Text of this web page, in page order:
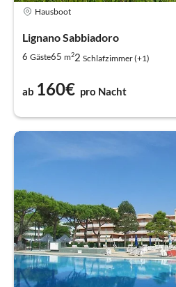
Hausboot
Lignano Sabbiadoro
6 Gäste65 m22 Schlafzimmer (+1)
ab 160€ pro Nacht